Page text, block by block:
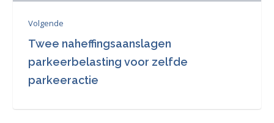
Volgende
Twee naheffingsaanslagen
parkeerbelasting voor zelfde
parkeeractie